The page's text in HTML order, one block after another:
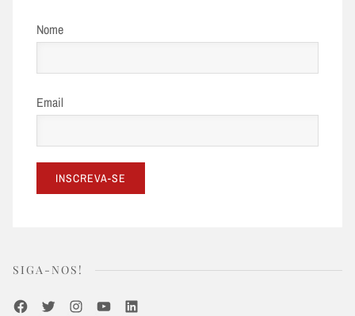
Nome
Email
SIGA-NOS!
FacebookTwitterInstagramYoutubeLinkedIn